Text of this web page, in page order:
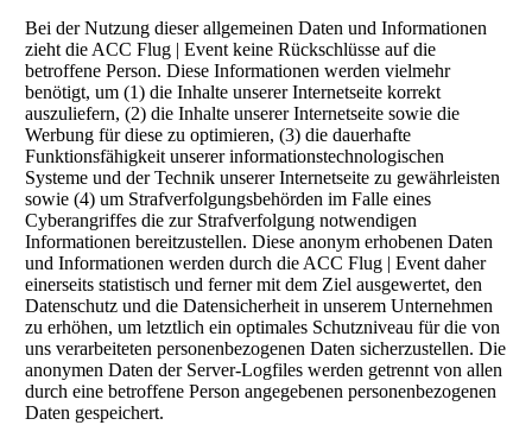
Bei der Nutzung dieser allgemeinen Daten und Informationen
zieht die ACC Flug | Event keine Rückschlüsse auf die
betroffene Person. Diese Informationen werden vielmehr
benötigt, um (1) die Inhalte unserer Internetseite korrekt
auszuliefern, (2) die Inhalte unserer Internetseite sowie die
Werbung für diese zu optimieren, (3) die dauerhafte
Funktionsfähigkeit unserer informationstechnologischen
Systeme und der Technik unserer Internetseite zu gewährleisten
sowie (4) um Strafverfolgungsbehörden im Falle eines
Cyberangriffes die zur Strafverfolgung notwendigen
Informationen bereitzustellen. Diese anonym erhobenen Daten
und Informationen werden durch die ACC Flug | Event daher
einerseits statistisch und ferner mit dem Ziel ausgewertet, den
Datenschutz und die Datensicherheit in unserem Unternehmen
zu erhöhen, um letztlich ein optimales Schutzniveau für die von
uns verarbeiteten personenbezogenen Daten sicherzustellen. Die
anonymen Daten der Server-Logfiles werden getrennt von allen
durch eine betroffene Person angegebenen personenbezogenen
Daten gespeichert.